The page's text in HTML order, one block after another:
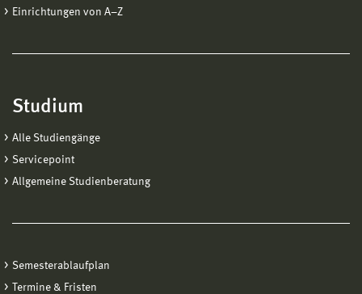
Einrichtungen von A−Z
Studium
Alle Studiengänge
Servicepoint
Allgemeine Studienberatung
Semesterablaufplan
Termine & Fristen